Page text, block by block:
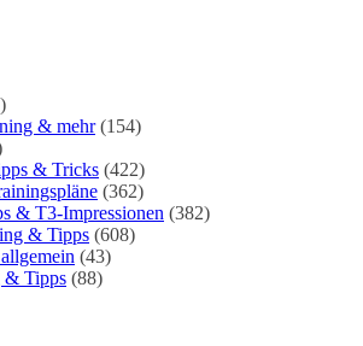
& mehr(154)
& Tricks (422)
(362)
& T3-Impressionen (382)
& Tipps (608)
(43)
& Tipps (88)